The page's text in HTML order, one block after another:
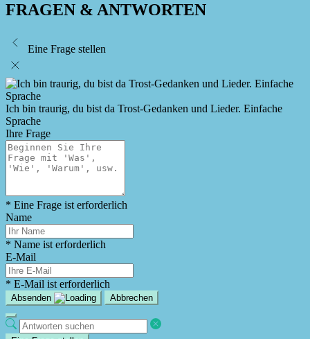
FRAGEN & ANTWORTEN
Eine Frage stellen
Ich bin traurig, du bist da Trost-Gedanken und Lieder. Einfache
Sprache
Ihre Frage
* Eine Frage ist erforderlich
Name
* Name ist erforderlich
E-Mail
* E-Mail ist erforderlich
Absenden Abbrechen